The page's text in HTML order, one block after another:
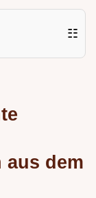
☷
aus dem